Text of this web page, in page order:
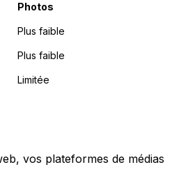
Photos
Plus faible
Plus faible
Limitée
vos plateformes de médias